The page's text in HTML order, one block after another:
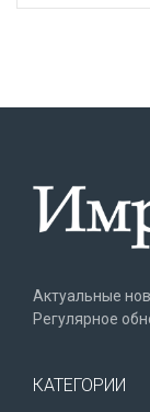
Актуальные
Регулярное
КАТЕГОРИИ